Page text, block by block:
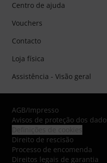
Centro de ajuda
Vouchers
Contacto
Loja física
Assistência - Visão geral
AGB/Impresso
Avisos de proteção dos
Direito de rescisão
Processo de encomenda
Direitos legais de garantia